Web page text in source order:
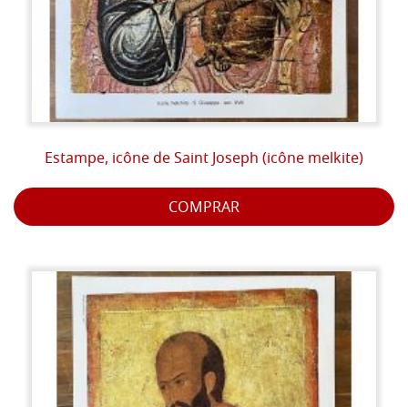
Estampe, icône de Saint Joseph (icône melkite)
COMPRAR